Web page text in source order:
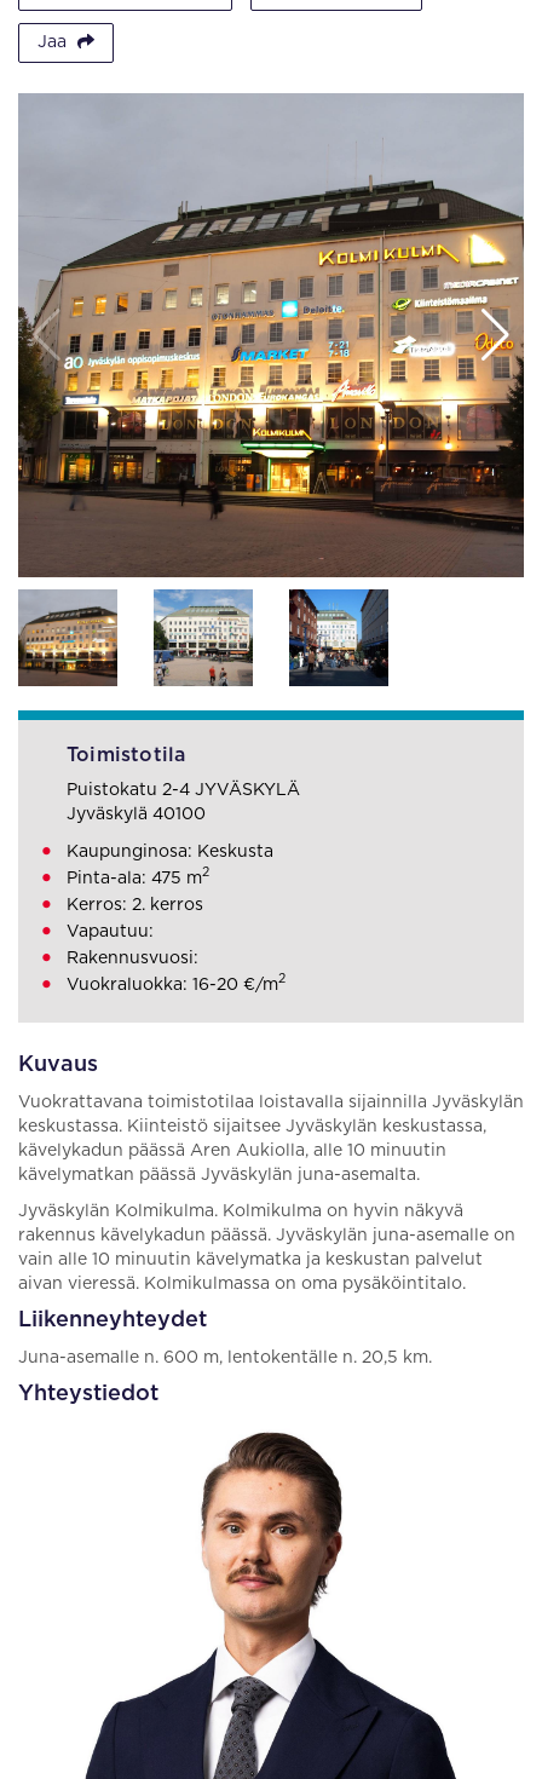
Jaa
Kuvaus
Vuokrattavana toimistotilaa loistavalla sijainnilla Jyväskylän
keskustassa. Kiinteistö sijaitsee Jyväskylän keskustassa,
kävelykadun päässä Aren Aukiolla, alle 10 minuutin
kävelymatkan päässä Jyväskylän juna-asemalta.
Jyväskylän Kolmikulma. Kolmikulma on hyvin näkyvä
rakennus kävelykadun päässä. Jyväskylän juna-asemalle on
vain alle 10 minuutin kävelymatka ja keskustan palvelut
aivan vieressä. Kolmikulmassa on oma pysäköintitalo.
Liikenneyhteydet
Juna-asemalle n. 600 m, lentokentälle n. 20,5 km.
Yhteystiedot
Toimistotila
Puistokatu 2-4 JYVÄSKYLÄ
Jyväskylä 40100
Kaupunginosa: Keskusta
Pinta-ala: 475 m2
Kerros: 2. kerros
Vapautuu:
Rakennusvuosi:
Vuokraluokka: 16-20 €/m2